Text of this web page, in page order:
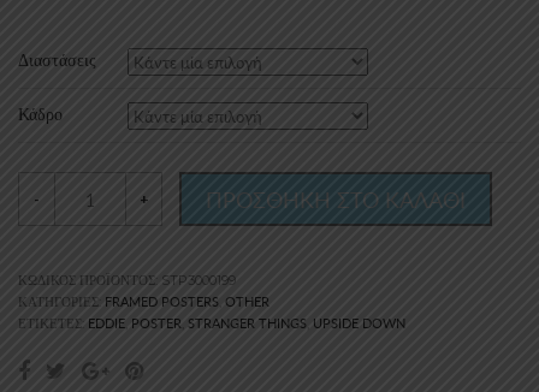
15.00€
through
30.00€
Διαστάσεις
Κάδρο
- + ΠΡΟΣΘΗΚΗ ΣΤΟ ΚΑΛΑΘΙ
ΚΩΔΙΚΌΣ ΠΡΟΪΌΝΤΟΣ: STP3000199
ΚΑΤΗΓΟΡΊΕΣ: FRAMED POSTERS OTHER
ΕΤΙΚΈΤΕΣ: EDDIE POSTER, STRANGER THINGS UPSIDE DOWN